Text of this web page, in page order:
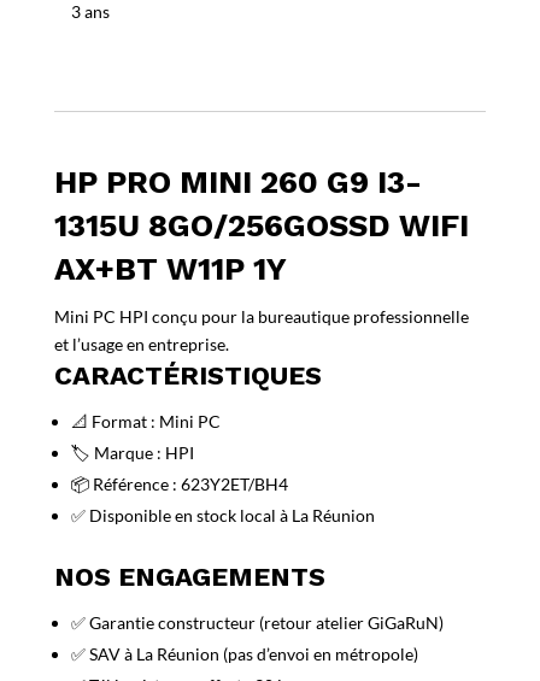
3 ans
HP PRO MINI 260 G9 I3-
1315U 8GO/256GOSSD WIFI
AX+BT W11P 1Y
Mini PC HPI conçu pour la bureautique professionnelle
et l’usage en entreprise.
CARACTÉRISTIQUES
📐 Format : Mini PC
🏷️ Marque : HPI
📦 Référence : 623Y2ET/BH4
✅ Disponible en stock local à La Réunion
NOS ENGAGEMENTS
✅ Garantie constructeur (retour atelier GiGaRuN)
✅ SAV à La Réunion (pas d’envoi en métropole)